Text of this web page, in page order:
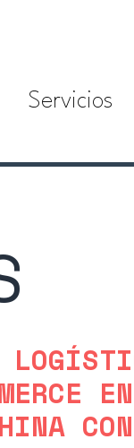
Servicios
CON